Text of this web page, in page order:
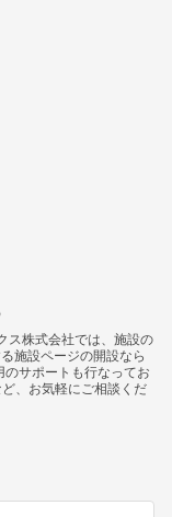
ス株式会社では、施設の
施設ページの開設なら
サポートも行なってお
、お気軽にご相談くだ